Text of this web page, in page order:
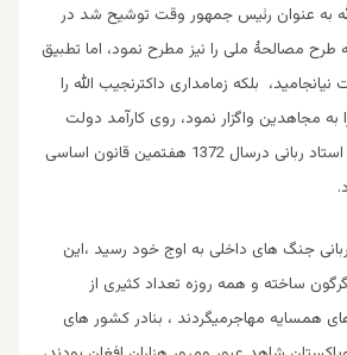
به عنوان رئیس جمهور وقت توشیح شد در
طرح مصالحۀ ملی را نیز مطرح نمود، اما تطبیق
بلکه زمامداری داکترنجیب الله را
مجاهدین واگزار نمود، روی کارآمد دولت
مجاهدین ودر راس آن استاد ربانی درسال 1372 هفتمین قانون اساسی
جنگ های داخلی به اوج خود رسید ،این
ساخته و همه روزه تعداد کثیری از
همسایه مهاجرمیگردند ، بنادر کشور های